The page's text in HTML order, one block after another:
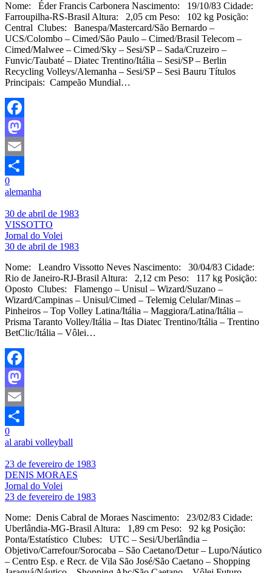
Nome: Éder Francis Carbonera Nascimento: 19/10/83 Cidade:
Farroupilha-RS-Brasil Altura: 2,05 cm Peso: 102 kg Posição:
Central Clubes: Banespa/Mastercard/São Bernardo –
UCS/Colombo – Cimed/São Paulo – Cimed/Brasil Telecom –
Cimed/Malwee – Cimed/Sky – Sesi/SP – Sada/Cruzeiro –
Funvic/Taubaté – Diatec Trentino/Itália – Sesi/SP – Berlin
Recycling Volleys/Alemanha – Sesi/SP – Sesi Bauru Títulos
Principais: Campeão Mundial…
Facebook
Mastodon
Email
Share
0
alemanha
30 de abril de 1983
VISSOTTO
Jornal do Volei
30 de abril de 1983
Nome: Leandro Vissotto Neves Nascimento: 30/04/83 Cidade:
Rio de Janeiro-RJ-Brasil Altura: 2,12 cm Peso: 117 kg Posição:
Oposto Clubes: Flamengo – Unisul – Wizard/Suzano –
Wizard/Campinas – Unisul/Cimed – Telemig Celular/Minas –
Pinheiros – Top Volley Latina/Itália – Maggiora/Latina/Itália –
Prisma Taranto Volley/Itália – Itas Diatec Trentino/Itália – Trentino
BetClic/Itália – Vôlei…
Facebook
Mastodon
Email
Share
0
al arabi volleyball
23 de fevereiro de 1983
DENIS MORAES
Jornal do Volei
23 de fevereiro de 1983
Nome: Denis Cabral de Moraes Nascimento: 23/02/83 Cidade:
Uberlândia-MG-Brasil Altura: 1,89 cm Peso: 92 kg Posição:
Ponta/Estatístico Clubes: UTC – Sesi/Uberlândia –
Objetivo/Carrefour/Sorocaba – São Caetano/Detur – Lupo/Náutico
– Centro Esp. e Recr. de Vila São José/São Caetano – Shopping